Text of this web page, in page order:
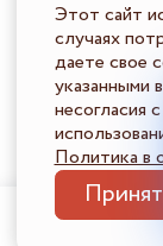
Этот сайт
случаях
даете свое
указанными
несогласия
Политика в